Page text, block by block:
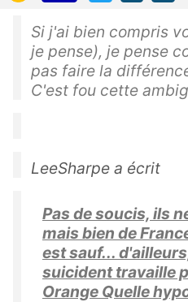
Si j'ai bien compris
je pense), je pense
pas faire la
C'est fou cette
LeeSharpe a écrit
Pas de soucis, ils
mais bien de
est sauf...
suicident travaille
Orange Quelle